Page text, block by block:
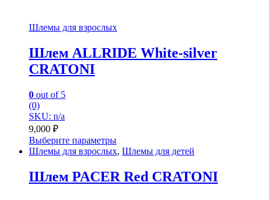
Шлемы для взрослых
Шлем ALLRIDE White-silver
CRATONI
0 out of 5
(0)
SKU: n/a
9,000 ₽
Выберите параметры
Шлемы для взрослых, Шлемы для детей
Шлем PACER Red CRATONI